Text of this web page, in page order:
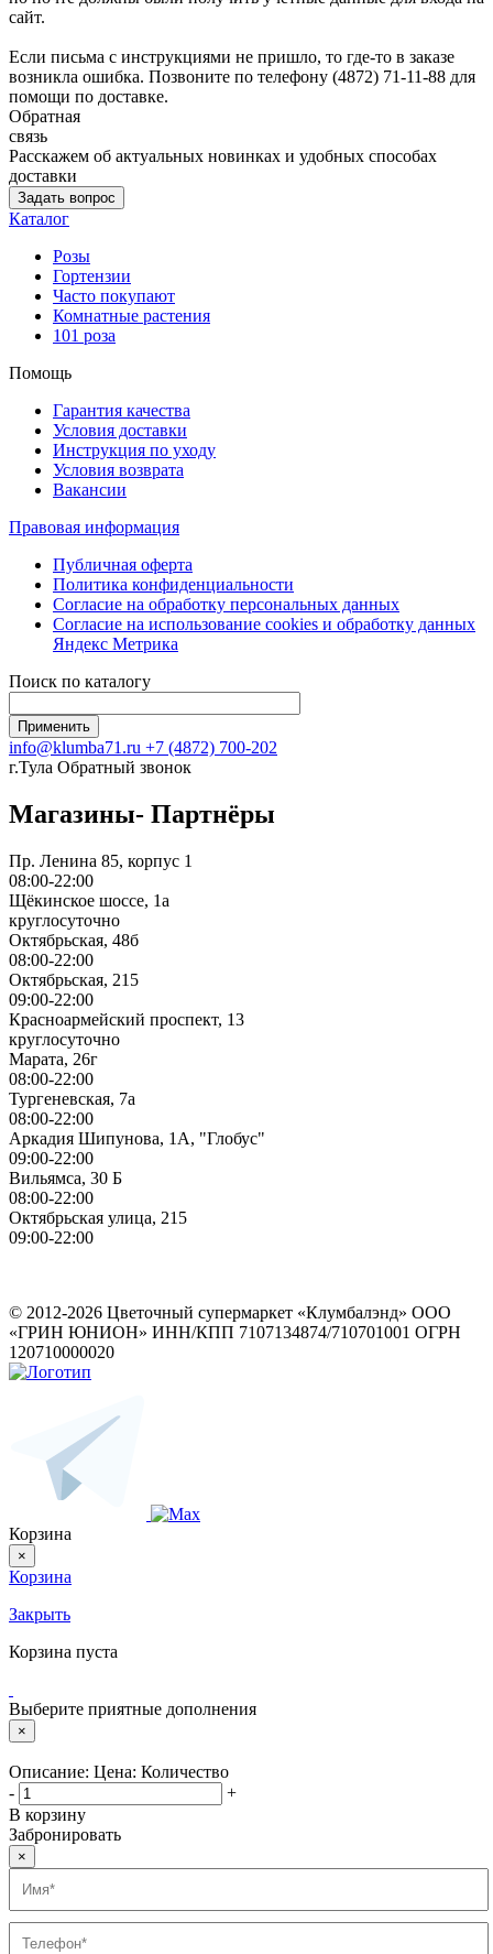
сайт.
Если письма с инструкциями не пришло, то где-то в заказе
возникла ошибка. Позвоните по телефону (4872) 71-11-88 для
помощи по доставке.
Обратная
связь
Расскажем об актуальных новинках и удобных способах
доставки
Задать вопрос
Каталог
Розы
Гортензии
Часто покупают
Комнатные растения
101 роза
Помощь
Гарантия качества
Условия доставки
Инструкция по уходу
Условия возврата
Вакансии
Правовая информация
Публичная оферта
Политика конфиденциальности
Согласие на обработку персональных данных
Согласие на использование сookies и обработку данных
Яндекс Метрика
Поиск по каталогу
info@klumba71.ru +7 (4872) 700-202
г.Тула Обратный звонок
Магазины- Партнёры
Пр. Ленина 85, корпус 1
08:00-22:00
Щёкинское шоссе, 1а
круглосуточно
Октябрьская, 48б
08:00-22:00
Октябрьская, 215
09:00-22:00
Красноармейский проспект, 13
круглосуточно
Марата, 26г
08:00-22:00
Тургеневская, 7а
08:00-22:00
Аркадия Шипунова, 1А, "Глобус"
09:00-22:00
Вильямса, 30 Б
08:00-22:00
Октябрьская улица, 215
09:00-22:00
© 2012-2026 Цветочный супермаркет «Клумбалэнд» ООО
«ГРИН ЮНИОН» ИНН/КПП 7107134874/710701001 ОГРН
120710000020
Корзина
×
Корзина
Закрыть
Корзина пуста
Выберите приятные дополнения
×
Описание: Цена: Количество
-
+
В корзину
Забронировать
×